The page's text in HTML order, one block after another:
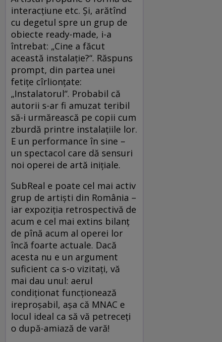
interacţiune etc. Şi, arătînd
cu degetul spre un grup de
obiecte ready-made, i-a
întrebat: „Cine a făcut
această instalaţie?“. Răspuns
prompt, din partea unei
fetiţe cîrlionţate:
„Instalatorul“. Probabil că
autorii s-ar fi amuzat teribil
să-i urmărească pe copii cum
zburdă printre instalaţiile lor.
E un performance în sine –
un spectacol care dă sensuri
noi operei de artă iniţiale.
SubReal e poate cel mai activ
grup de artişti din România –
iar expoziţia retrospectivă de
acum e cel mai extins bilanţ
de pînă acum al operei lor
încă foarte actuale. Dacă
acesta nu e un argument
suficient ca s-o vizitaţi, vă
mai dau unul: aerul
condiţionat funcţionează
ireproşabil, aşa că MNAC e
locul ideal ca să vă petreceţi
o după-amiază de vară!